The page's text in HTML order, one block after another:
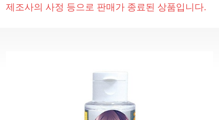
제조사의 사정 등으로 판매가 종료된 상품입니다.